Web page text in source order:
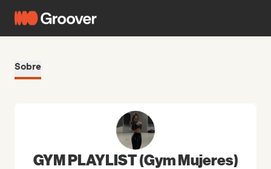
Sobre
GYM PLAYLIST (Gym Mujeres)